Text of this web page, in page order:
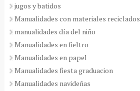
jugos y batidos
Manualidades con materiales reciclados
manualidades día del niño
Manualidades en fieltro
Manualidades en papel
Manualidades fiesta graduacion
Manualidades navideñas